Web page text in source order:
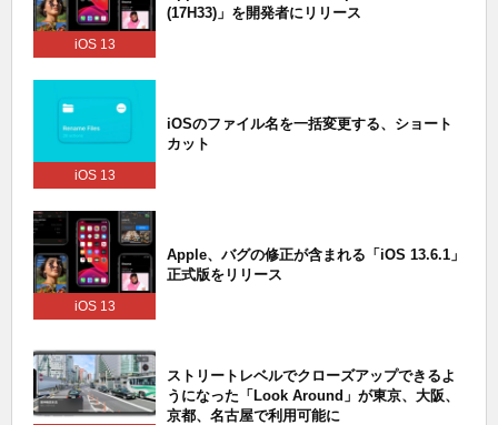
iOS 13
(17H33)」を開発者にリリース
iOS 13
iOSのファイル名を一括変更する、ショート
カット
iOS 13
Apple、バグの修正が含まれる「iOS 13.6.1」
正式版をリリース
ストリートレベルでクローズアップできるよ
うになった「Look Around」が東京、大阪、
京都、名古屋で利用可能に